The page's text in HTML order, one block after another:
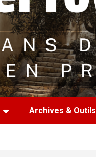
Archives & Outils